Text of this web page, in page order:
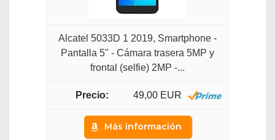
Alcatel 5033D 1 2019, Smartphone -
Pantalla 5" - Cámara trasera 5MP y
frontal (selfie) 2MP -...
49,00 EUR
Más información